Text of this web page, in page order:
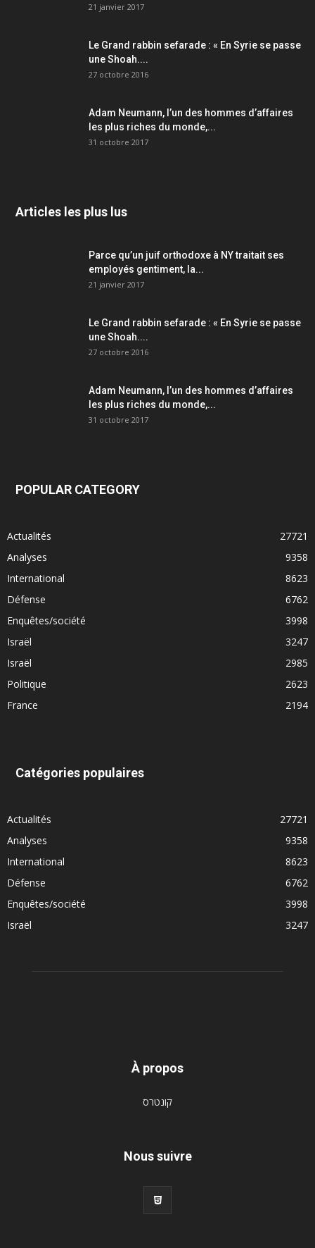
21 janvier 2017
Le Grand rabbin sefarade : « En Syrie se passe
une Shoah....
27 octobre 2016
Adam Neumann, l’un des hommes d’affaires
les plus riches du monde,...
31 octobre 2017
Articles les plus lus
Parce qu’un juif orthodoxe à NY traitait ses
employés gentiment, la...
21 janvier 2017
Le Grand rabbin sefarade : « En Syrie se passe
une Shoah....
27 octobre 2016
Adam Neumann, l’un des hommes d’affaires
les plus riches du monde,...
31 octobre 2017
POPULAR CATEGORY
Actualités
27721
Analyses
9358
International
8623
Défense
6762
Enquêtes/société
3998
Israël
3247
Israël
2985
Politique
2623
France
2194
Catégories populaires
Actualités
27721
Analyses
9358
International
8623
Défense
6762
Enquêtes/société
3998
Israël
3247
À propos
קונטרס
Nous suivre